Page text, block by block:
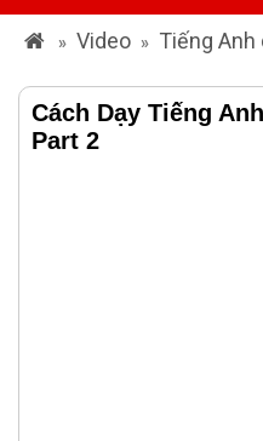
» Video » Tiếng
Cách Dạy Tiếng
Part 2